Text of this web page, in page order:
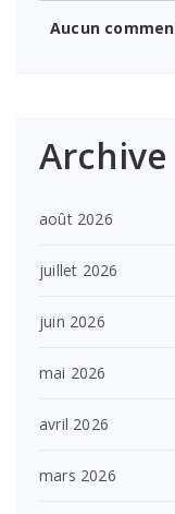
Aucun
Archive
août 2026
juillet 2026
juin 2026
mai 2026
avril 2026
mars 2026